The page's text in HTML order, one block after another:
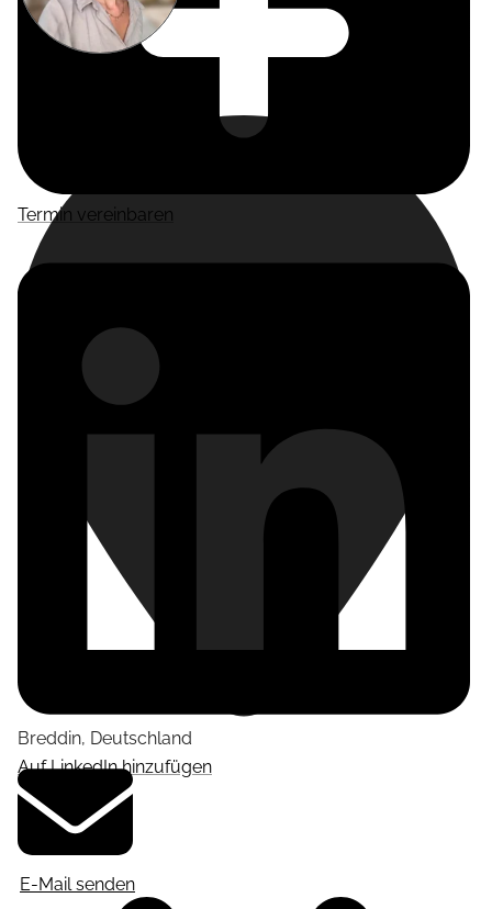
Termin vereinbaren
Auf LinkedIn hinzufügen
Breddin, Deutschland
E-Mail senden